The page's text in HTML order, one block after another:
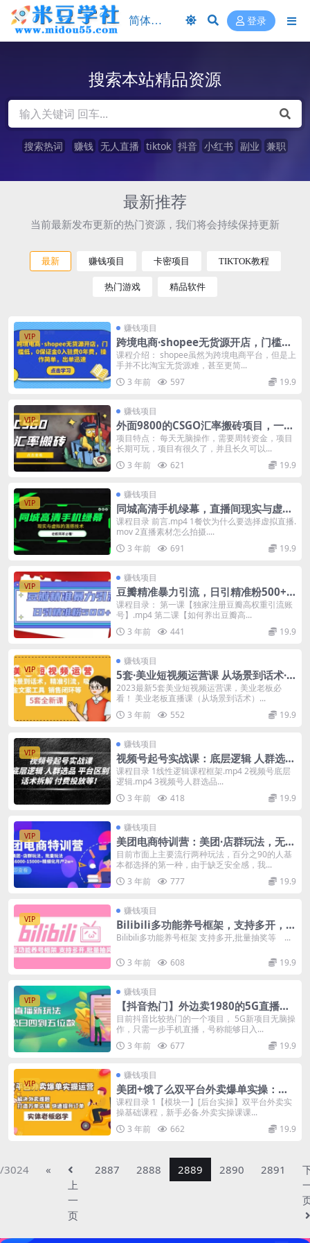
登录
搜索本站精品资源
搜索热词 赚钱 无人直播 tiktok 抖音 小红书 副业 兼职
最新推荐
当前最新发布更新的热门资源，我们将会持续保持更新
最新 赚钱项目 卡密项目 TIKTOK教程
热门游戏 精品软件
VIP
赚钱项目
跨境电商·shopee无货源开店，门槛
低，0保证金0入驻费0年费，操作简
单，出单迅速
课程介绍： shopee虽然为跨境电商平台，但是上
手并不比淘宝无货源难，甚至更简...
3 年前
597 19.9
VIP
赚钱项目
外面9800的CSGO汇率搬砖项目，一个
月轻松赚几千【选品软件+详细教程】
项目特点： 每天无脑操作，需要周转资金，项目
长期可玩，项目有很久了，并且长久可以...
3 年前
621 19.9
VIP
赚钱项目
同城高清手机绿幕，直播间现实与虚拟
的混搭技术，老板商家必看！
课程目录 前言.mp4 1餐饮为什么要选择虚拟直播.
mov 2直播素材怎么拍摄....
3 年前
691 19.9
VIP
赚钱项目
豆瓣精准暴力引流，日引精准粉500+
【12视频课】
课程目录： 第一课【独家注册豆瓣高权重引流账
号】.mp4 第二课【如何养出豆瓣高...
3 年前
441 19.9
VIP
赚钱项目
5套·美业短视频运营课 从场景到话术·
精准引流·吸金文案工具·销售闭环等
2023最新5套美业短视频运营课，美业老板必
看！ 美业老板直播课（从场景到话术）...
3 年前
552 19.9
VIP
赚钱项目
视频号起号实战课：底层逻辑 人群选品
平台区别 话术拆解 付费投放等！
课程目录 1线性逻辑课程框架.mp4 2视频号底层
逻辑.mp4 3视频号人群选品...
3 年前
418 19.9
VIP
赚钱项目
美团电商特训营：美团·店群玩法，无脑
铺货月产出6000-15000+精细化月产2
w+
目前市面上主要流行两种玩法，百分之90的人基
本都选择的第一种，由于缺乏安全感，我...
3 年前
777 19.9
VIP
赚钱项目
Bilibili多功能养号框架，支持多开，批
量抽奖！!
Bilibili多功能养号框架 支持多开,批量抽奖等 ...
3 年前 608 19.9
VIP
赚钱项目
【抖音热门】外边卖1980的5G直播新
玩法，轻松日四到五位数【详细玩法教
程】
目前抖音比较热门的一个项目， 5G新项目无脑操
作，只需一步手机直播，号称能够日入...
3 年前
677 19.9
VIP
赚钱项目
美团+饿了么双平台外卖爆单实操：解
决外卖难题，打造万单店铺 快速提升订
单
课程目录 1【模块一】[后台实操】双平台外卖实
操基础课程，新手必备.外卖实操课课...
3 年前
662 19.9
3024
«
上
一
页
2887 2888 2889 2890 2891